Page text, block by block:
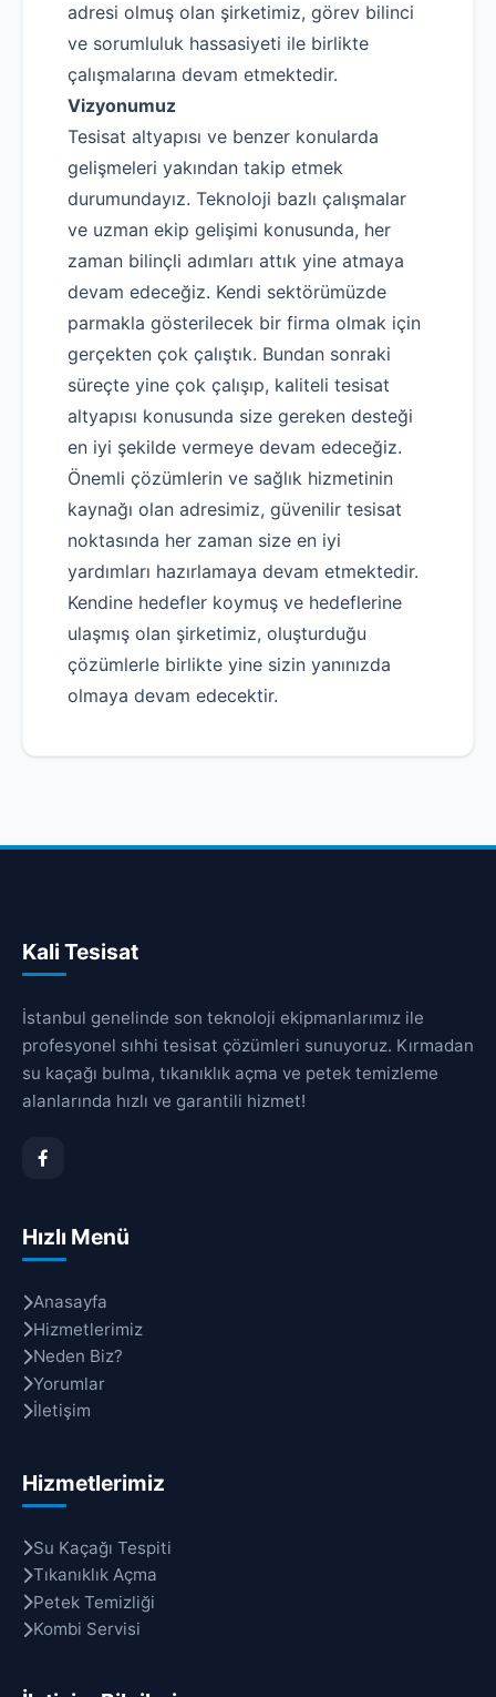
adresi olmuş olan şirketimiz, görev bilinci
ve sorumluluk hassasiyeti ile birlikte
çalışmalarına devam etmektedir.
Vizyonumuz
Tesisat altyapısı ve benzer konularda
gelişmeleri yakından takip etmek
durumundayız. Teknoloji bazlı çalışmalar
ve uzman ekip gelişimi konusunda, her
zaman bilinçli adımları attık yine atmaya
devam edeceğiz. Kendi sektörümüzde
parmakla gösterilecek bir firma olmak için
gerçekten çok çalıştık. Bundan sonraki
süreçte yine çok çalışıp, kaliteli tesisat
altyapısı konusunda size gereken desteği
en iyi şekilde vermeye devam edeceğiz.
Önemli çözümlerin ve sağlık hizmetinin
kaynağı olan adresimiz, güvenilir tesisat
noktasında her zaman size en iyi
yardımları hazırlamaya devam etmektedir.
Kendine hedefler koymuş ve hedeflerine
ulaşmış olan şirketimiz, oluşturduğu
çözümlerle birlikte yine sizin yanınızda
olmaya devam edecektir.
Kali Tesisat
İstanbul genelinde son teknoloji ekipmanlarımız ile
profesyonel sıhhi tesisat çözümleri sunuyoruz. Kırmadan
su kaçağı bulma, tıkanıklık açma ve petek temizleme
alanlarında hızlı ve garantili hizmet!
Hızlı Menü
Anasayfa
Hizmetlerimiz
Neden Biz?
Yorumlar
İletişim
Hizmetlerimiz
Su Kaçağı Tespiti
Tıkanıklık Açma
Petek Temizliği
Kombi Servisi